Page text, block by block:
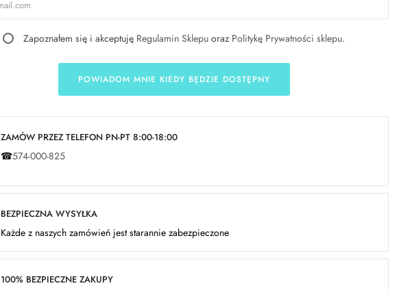
Zapoznałem się i akceptuję Regulamin Sklepu oraz Politykę Prywatności sklepu.
POWIADOM MNIE KIEDY BĘDZIE DOSTĘPNY
ZAMÓW PRZEZ TELEFON PN-PT 8:00-18:00
☎574-000-825
BEZPIECZNA WYSYŁKA
Każde z naszych zamówień jest starannie zabezpieczone
100% BEZPIECZNE ZAKUPY